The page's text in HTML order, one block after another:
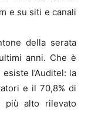
e su siti e canali
della serata
anni. Che è
l’Auditel: la
e il 70,8% di
più alto rilevato